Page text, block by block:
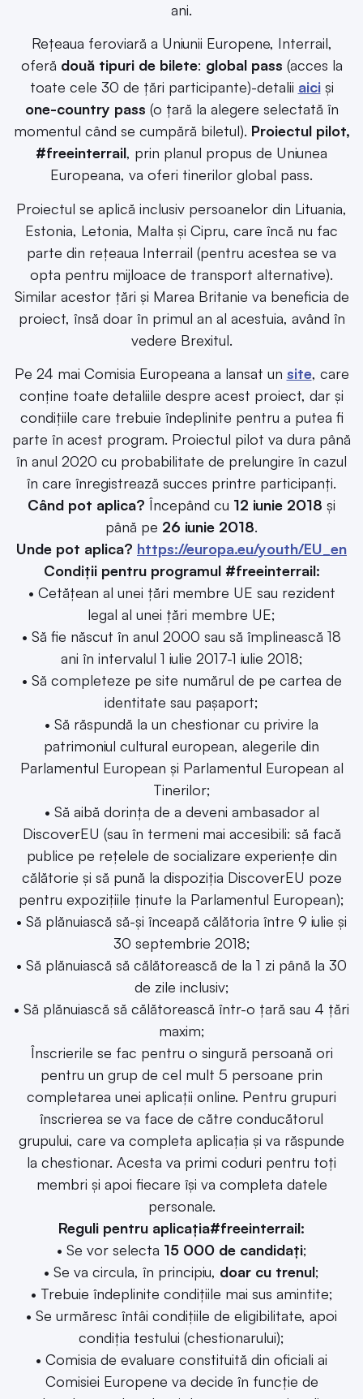
ani.
Rețeaua feroviară a Uniunii Europene, Interrail,
oferă două tipuri de bilete: global pass (acces la
toate cele 30 de țări participante)-detalii aiciși
one-country pass (o țară la alegere selectată în
momentul când se cumpără biletul). Proiectul pilot,
#freeinterrail, prin planul propus de Uniunea
Europeana, va oferi tinerilor global pass.
Proiectul se aplică inclusiv persoanelor din Lituania,
Estonia, Letonia, Malta și Cipru, care încă nu fac
parte din rețeaua Interrail (pentru acestea se va
opta pentru mijloace de transport alternative).
Similar acestor țări și Marea Britanie va beneficia de
proiect, însă doar în primul an al acestuia, având în
vedere Brexitul.
Pe 24 mai Comisia Europeana a lansat un site, care
conține toate detaliile despre acest proiect, dar și
condițiile care trebuie îndeplinite pentru a putea fi
parte în acest program. Proiectul pilot va dura până
în anul 2020 cu probabilitate de prelungire în cazul
în care înregistrează succes printre participanți.
Când pot aplica? Începând cu 12 iunie 2018 și
până pe 26 iunie 2018.
Unde pot aplica? https://europa.eu/youth/EU_en
Condiții pentru programul #freeinterrail:
• Cetățean al unei țări membre UE sau rezident
legal al unei țări membre UE;
• Să fie născut în anul 2000 sau să împlinească 18
ani în intervalul 1 iulie 2017-1 iulie 2018;
• Să completeze pe site numărul de pe cartea de
identitate sau pașaport;
• Să răspundă la un chestionar cu privire la
patrimoniul cultural european, alegerile din
Parlamentul European și Parlamentul European al
Tinerilor;
• Să aibă dorința de a deveni ambasador al
DiscoverEU (sau în termeni mai accesibili: să facă
publice pe rețelele de socializare experiențe din
călătorie și să pună la dispoziția DiscoverEU poze
pentru expozițiile ținute la Parlamentul European);
• Să plănuiască să-și înceapă călătoria între 9 iulie și
30 septembrie 2018;
• Să plănuiască să călătorească de la 1 zi până la 30
de zile inclusiv;
• Să plănuiască să călătorească într-o țară sau 4 țări
maxim;
Înscrierile se fac pentru o singură persoană ori
pentru un grup de cel mult 5 persoane prin
completarea unei aplicații online. Pentru grupuri
înscrierea se va face de către conducătorul
grupului, care va completa aplicația și va răspunde
la chestionar. Acesta va primi coduri pentru toți
membri și apoi fiecare își va completa datele
personale.
Reguli pentru aplicația#freeinterrail:
• Se vor selecta 15 000 de candidați;
• Se va circula, în principiu, doar cu trenul;
• Trebuie îndeplinite condițiile mai sus amintite;
• Se urmăresc întâi condițiile de eligibilitate, apoi
condiția testului (chestionarului);
• Comisia de evaluare constituită din oficiali ai
Comisiei Europene va decide în funcție de